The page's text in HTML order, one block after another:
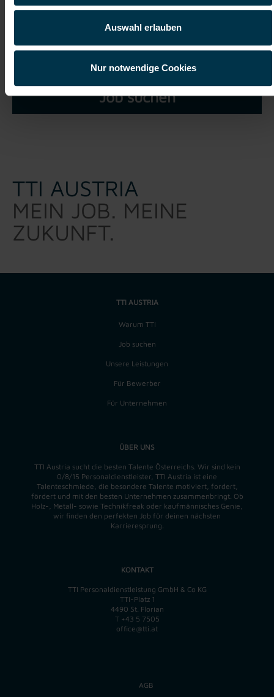
Auswahl erlauben
Nur notwendige Cookies
Job suchen
TTI AUSTRIA
MEIN JOB. MEINE
ZUKUNFT.
TTI AUSTRIA
Warum TTI
Job suchen
Unsere Leistungen
Für Bewerber
Für Unternehmen
ÜBER UNS
TTI Austria sucht die besten Talente Österreichs. Wir sind kein
0/8/15 Personaldienstleister, TTI Austria ist eine
Talenteschmiede, die besondere Talente motiviert, fordert,
fördert und mit den besten Unternehmen zusammenbringt. Ob
Holz-, Metall- sowie Technikfreak oder kaufmännisches Genie,
wir finden den perfekten Job für deinen nächsten
Karrieresprung.
KONTAKT
TTI Personaldienstleistung GmbH & Co KG
TTI-Platz 1
4490 St. Florian
T +43 5 7505
office@tti.at
AGB